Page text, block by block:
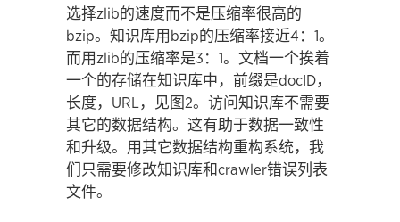
选择zlib的速度而不是压缩率很高的
bzip。知识库用bzip的压缩率接近4：1。
而用zlib的压缩率是3：1。文档一个挨着
一个的存储在知识库中，前缀是docID，
长度，URL，见图2。访问知识库不需要
其它的数据结构。这有助于数据一致性
和升级。用其它数据结构重构系统，我
们只需要修改知识库和crawler错误列表
文件。